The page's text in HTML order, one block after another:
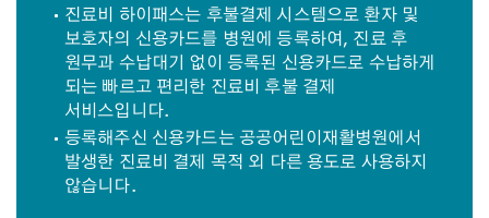
진료비 하이패스는 후불결제 시스템으로 환자 및
보호자의 신용카드를 병원에 등록하여, 진료 후
원무과 수납대기 없이 등록된 신용카드로 수납하게
되는 빠르고 편리한 진료비 후불 결제
서비스입니다.
등록해주신 신용카드는 공공어린이재활병원에서
발생한 진료비 결제 목적 외 다른 용도로 사용하지
않습니다.